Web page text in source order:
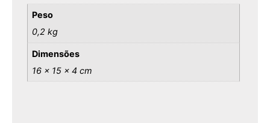
Peso
0,2 kg
Dimensões
16 × 15 × 4 cm